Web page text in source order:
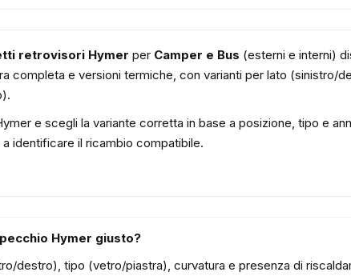
retrovisori Hymer per Camper e Bus (esterni e interni)
completa e versioni termiche, con varianti per lato (sinistro/
e scegli la variante corretta in base a posizione, tipo e
identificare il ricambio compatibile.
Hymer giusto?
destro), tipo (vetro/piastra), curvatura e presenza di